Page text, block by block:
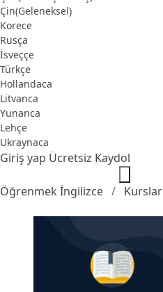
Çin(Geleneksel)
Korece
Rusça
İsveççe
Türkçe
Hollandaca
Litvanca
Yunanca
Lehçe
Ukraynaca
Giriş yap Ücretsiz Kaydol
Öğrenmek İngilizce Kurslar